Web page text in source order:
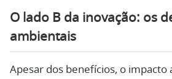
O lado B da inovação: os
ambientais
Apesar dos benefícios, o impacto